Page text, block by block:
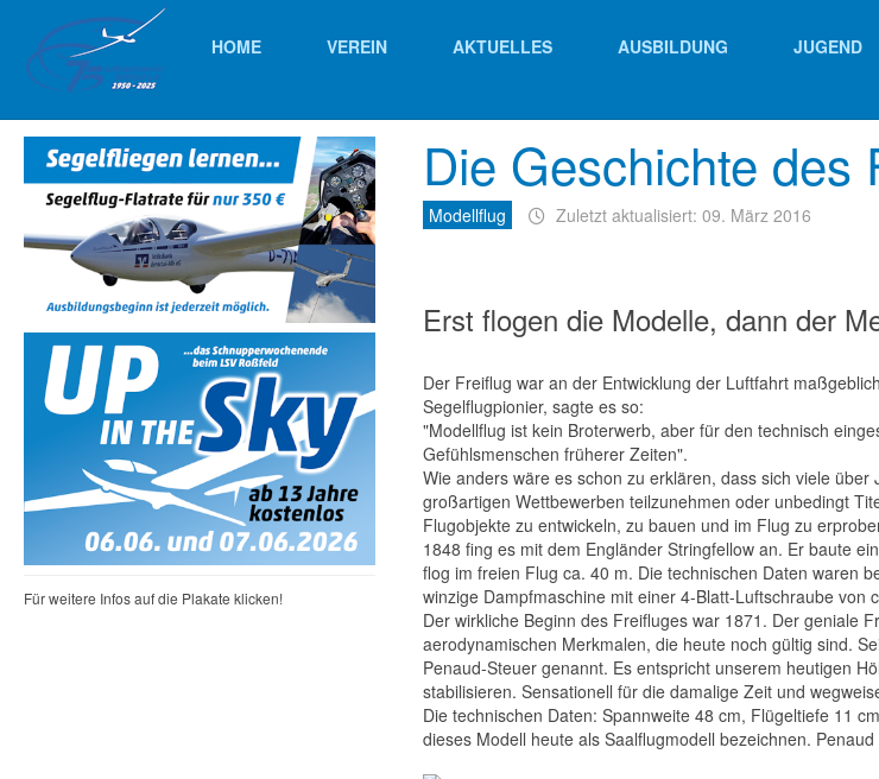
HOME VEREIN AKTUELLES AUSBILDUNG JUGEND
Die Geschichte des
Modellflug Zuletzt aktualisiert: 09. März 2016
Erst flogen die Modelle, dann der
Der Freiflug war an der Entwicklung der Luftfahrt
Segelflugpionier, sagte es so:
"Modellflug ist kein Broterwerb, aber für den technisch
Gefühlsmenschen früherer Zeiten".
Wie anders wäre es schon zu erklären, dass sich viele
großartigen Wettbewerben teilzunehmen oder unbedingt
Flugobjekte zu entwickeln, zu bauen und im Flug zu
1848 fing es mit dem Engländer Stringfellow an. Er baute
flog im freien Flug ca. 40 m. Die technischen Daten waren
winzige Dampfmaschine mit einer 4-Blatt-Luftschraube
Der wirkliche Beginn des Freifluges war 1871. Der geniale
aerodynamischen Merkmalen, die heute noch gültig sind.
Penaud-Steuer genannt. Es entspricht unserem heutigen
stabilisieren. Sensationell für die damalige Zeit und
Die technischen Daten: Spannweite 48 cm, Flügeltiefe 11
dieses Modell heute als Saalflugmodell bezeichnen.
Für weitere Infos auf die Plakate klicken!